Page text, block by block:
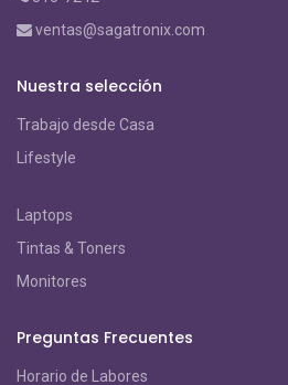
ventas@sagatronix.com
Nuestra selección
Trabajo desde Casa
Lifestyle
Laptops
Tintas & Toners
Monitores
Preguntas Frecuentes
Horario de Labores